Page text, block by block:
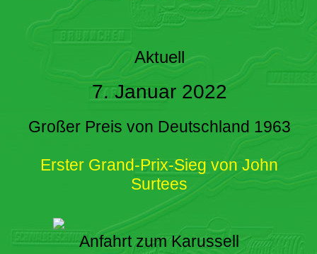
Aktuell
7. Januar 2022
Großer Preis von Deutschland 1963
Erster Grand-Prix-Sieg von John
Surtees
Anfahrt zum Karussell